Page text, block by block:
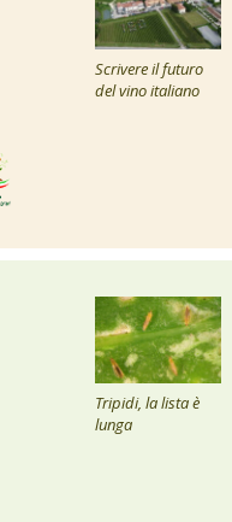
Scrivere il futuro
del vino italiano
Tripidi, la lista è
lunga